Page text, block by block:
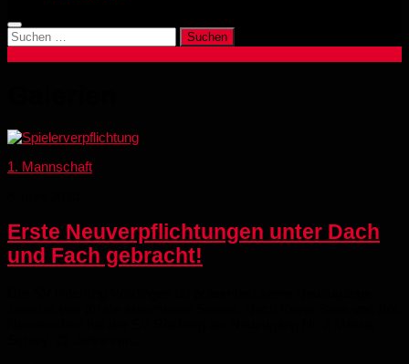
Suchen
nach:
1. Mannschaft
Erste Neuverpflichtungen unter Dach
und Fach gebracht!